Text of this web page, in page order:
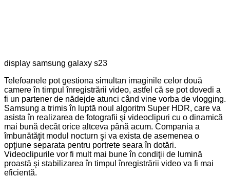
display samsung galaxy s23
Telefoanele pot gestiona simultan imaginile celor două
camere în timpul înregistrării video, astfel că se pot dovedi a
fi un partener de nădejde atunci când vine vorba de vlogging.
Samsung a trimis în luptă noul algoritm Super HDR, care va
asista în realizarea de fotografii şi videoclipuri cu o dinamică
mai bună decât orice altceva până acum. Compania a
îmbunătăţit modul nocturn şi va exista de asemenea o
opţiune separata pentru portrete seara în dotări.
Videoclipurile vor fi mult mai bune în condiţii de lumină
proastă şi stabilizarea în timpul înregistrării video va fi mai
eficientă.